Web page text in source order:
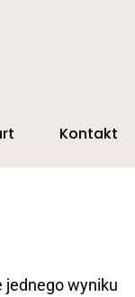
Kontakt
jednego wyniku